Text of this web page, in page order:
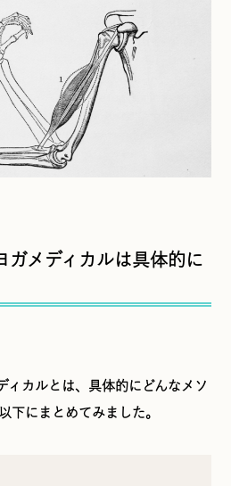
ガメディカルは具体的に
ィカルとは、具体的にどんなメソ
にまとめてみました。